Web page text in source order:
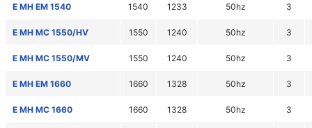
E MH EM 1540 1540 1233 50hz 3
E MH MC 1550/HV 1550 1240 50hz 3
E MH MC 1550/MV 1550 1240 50hz 3
E MH EM 1660 1660 1328 50hz 3
E MH MC 1660 1660 1328 50hz 3